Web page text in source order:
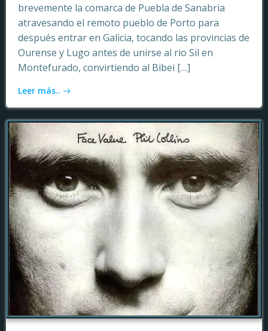
brevemente la comarca de Puebla de Sanabria
atravesando el remoto pueblo de Porto para
después entrar en Galicia, tocando las provincias de
Ourense y Lugo antes de unirse al rio Sil en
Montefurado, convirtiendo al Bibei […]
Leer más..